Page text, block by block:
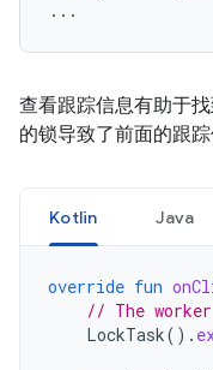
查看跟踪信息有助于
的锁导致了前面的跟
Kotlin Java
override fun
// The
LockTask().